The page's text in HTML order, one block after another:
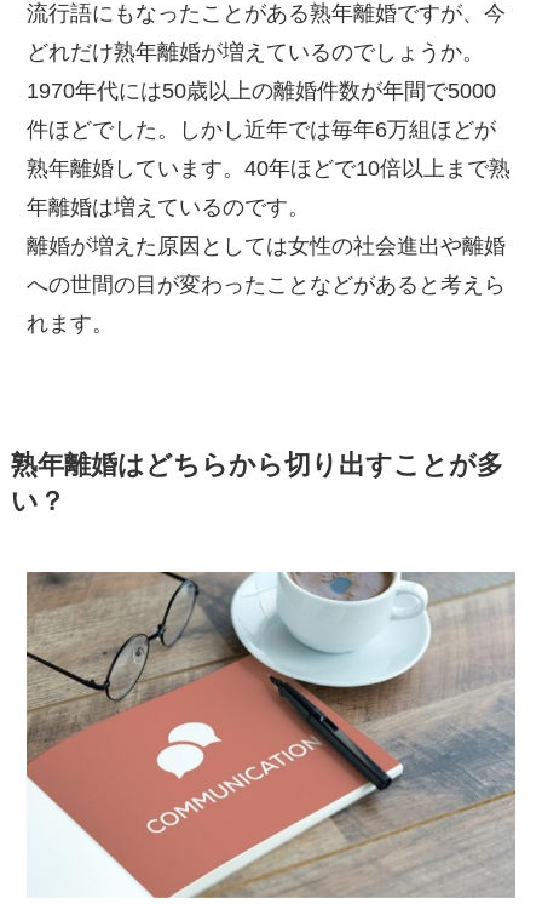
流行語にもなったことがある熟年離婚ですが、今
どれだけ熟年離婚が増えているのでしょうか。
1970年代には50歳以上の離婚件数が年間で5000
件ほどでした。しかし近年では毎年6万組ほどが
熟年離婚しています。40年ほどで10倍以上まで熟
年離婚は増えているのです。
離婚が増えた原因としては女性の社会進出や離婚
への世間の目が変わったことなどがあると考えら
れます。
熟年離婚はどちらから切り出すことが多
い？